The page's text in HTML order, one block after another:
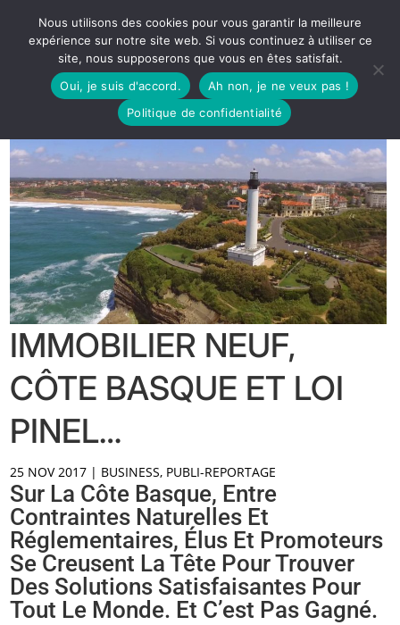
IMMOBILIER NEUF,
CÔTE BASQUE ET LOI
PINEL…
25 NOV 2017 | BUSINESS, PUBLI-REPORTAGE
Sur La Côte Basque, Entre
Contraintes Naturelles Et
Réglementaires, Élus Et Promoteurs
Se Creusent La Tête Pour Trouver
Des Solutions Satisfaisantes Pour
Tout Le Monde. Et C’est Pas Gagné.
Nous utilisons des cookies pour vous garantir la meilleure
expérience sur notre site web. Si vous continuez à utiliser ce
site, nous supposerons que vous en êtes satisfait.
Oui, je suis d'accord.
Ah non, je ne veux pas !
Politique de confidentialité